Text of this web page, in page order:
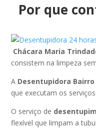
Por que
Chácara Maria
consistem na limpeza
A Desentupidora
que executam os
O serviço de
flexível que limpam a